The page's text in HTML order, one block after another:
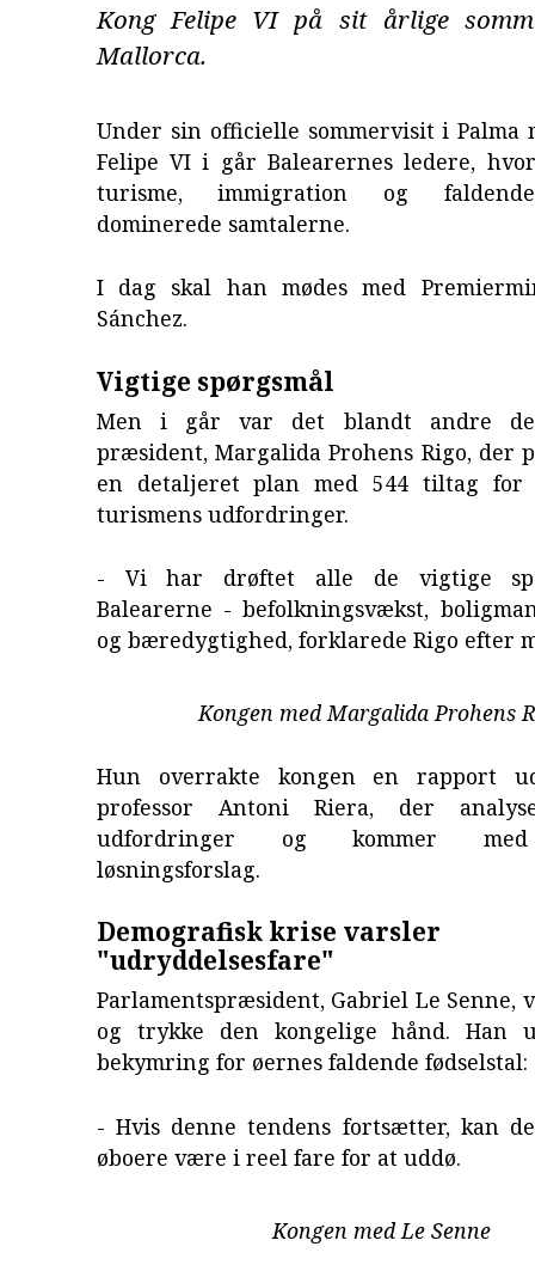
Kong Felipe VI på sit årlige
Mallorca.
Under sin officielle sommervisit i Palma
Felipe VI i går Balearernes ledere,
turisme, immigration og
dominerede samtalerne.
I dag skal han mødes med
Sánchez.
Vigtige spørgsmål
Men i går var det blandt andre
præsident, Margalida Prohens Rigo, der
en detaljeret plan med 544 tiltag for
turismens udfordringer.
- Vi har drøftet alle de vigtige
Balearerne - befolkningsvækst,
og bæredygtighed, forklarede Rigo efter
Kongen med Margalida Prohens
Hun overrakte kongen en rapport
professor Antoni Riera, der
udfordringer og kommer
løsningsforslag.
Demografisk krise varsler
"udryddelsesfare"
Parlamentspræsident, Gabriel Le Senne,
og trykke den kongelige hånd. Han
bekymring for øernes faldende fødselstal:
- Hvis denne tendens fortsætter, kan
øboere være i reel fare for at uddø.
Kongen med Le Senne